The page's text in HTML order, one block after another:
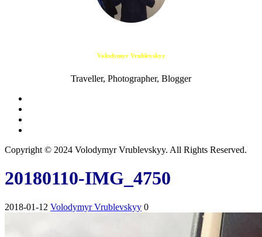
Volodymyr Vrublevskyy
Traveller, Photographer, Blogger
Copyright © 2024 Volodymyr Vrublevskyy. All Rights Reserved.
20180110-IMG_4750
2018-01-12 Volodymyr Vrublevskyy 0